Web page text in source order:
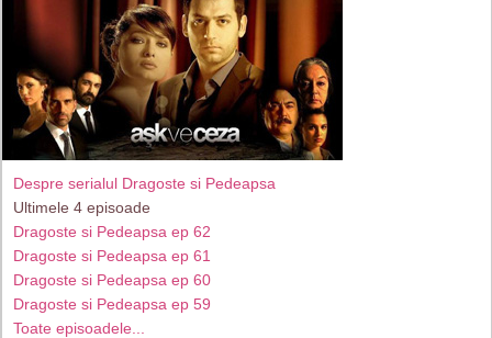
Despre serialul Dragoste si Pedeapsa
Ultimele 4 episoade
Dragoste si Pedeapsa ep 62
Dragoste si Pedeapsa ep 61
Dragoste si Pedeapsa ep 60
Dragoste si Pedeapsa ep 59
Toate episoadele...